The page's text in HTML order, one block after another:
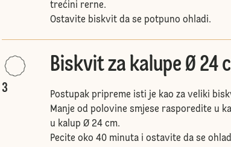
trećini rerne.
Ostavite biskvit da se potpuno ohladi.
3
Biskvit za kalupe Ø 24
Postupak pripreme isti je kao za veliki
Manje od polovine smjese rasporedite u
u kalup Ø 24 cm.
Pecite oko 40 minuta i ostavite da se